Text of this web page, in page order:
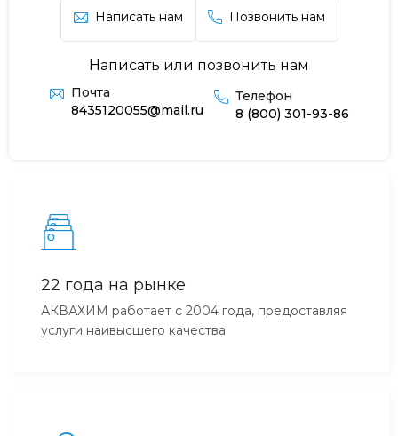
Написать нам Позвонить нам
Написать или позвонить нам
Почта
8435120055@mail.ru
Телефон
8 (800) 301-93-86
22 года на рынке
АКВАХИМ работает с 2004 года, предоставляя
услуги наивысшего качества